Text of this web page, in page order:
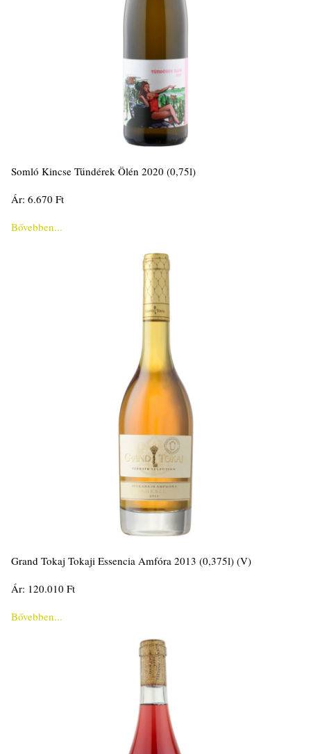
Somló Kincse Tündérek Ölén 2020 (0,75l)
Ár: 6.670 Ft
Bővebben...
Grand Tokaj Tokaji Essencia Amfóra 2013 (0,375l) (V)
Ár: 120.010 Ft
Bővebben...